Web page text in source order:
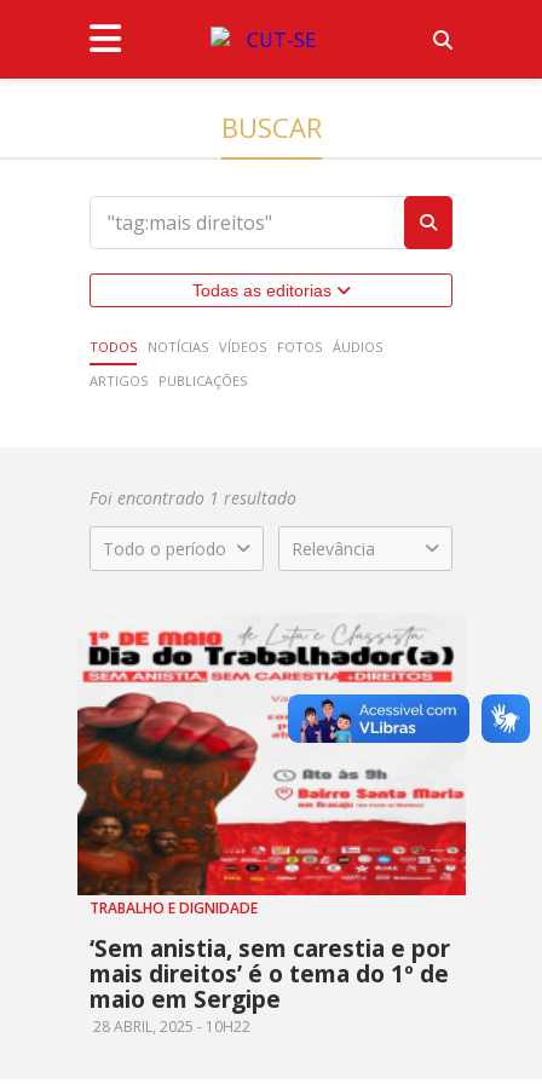
BUSCAR
Todas as editorias
TODOS NOTÍCIAS VÍDEOS FOTOS ÁUDIOS
ARTIGOS
PUBLICAÇÕES
Foi encontrado 1 resultado
Todo o período Relevância
TRABALHO E DIGNIDADE
‘Sem anistia, sem carestia e por
mais direitos’ é o tema do 1º de
maio em Sergipe
28 ABRIL, 2025 - 10H22